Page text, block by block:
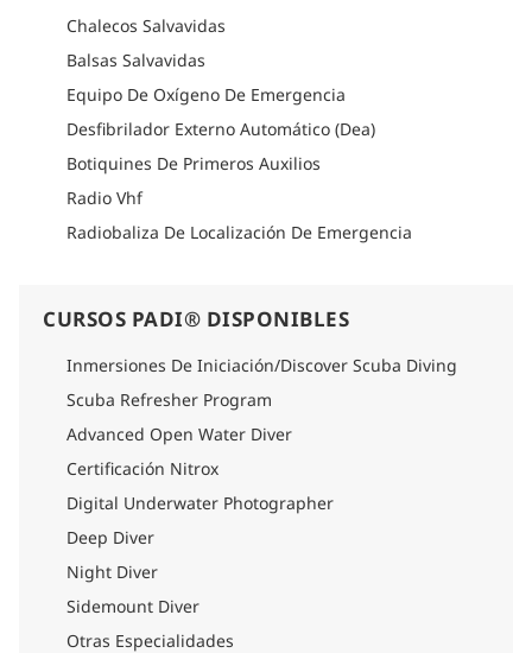
acondicionado incluyen un comedor y un bar bien surtido.
en el jacuzzi. Nuestro atento personal, que habla inglés, le
garantiza unas vacaciones de buceo cómodas y relajantes.
Cómo llegar allí
Consulte la sección de logística de cada itinerario para
obtener información detallada sobre cómo llegar.
Chalecos Salvavidas
Balsas Salvavidas
Equipo De Oxígeno De Emergencia
Desfibrilador Externo Automático (Dea)
Botiquines De Primeros Auxilios
Radio Vhf
Radiobaliza De Localización De Emergencia
CURSOS PADI® DISPONIBLES
Inmersiones De Iniciación/Discover Scuba Diving
Scuba Refresher Program
Advanced Open Water Diver
Certificación Nitrox
Digital Underwater Photographer
Deep Diver
Night Diver
Sidemount Diver
Otras Especialidades